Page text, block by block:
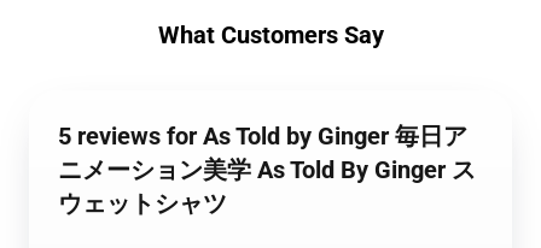
What Customers Say
5 reviews for As Told by Ginger 毎日ア
ニメーション美学 As Told By Ginger ス
ウェットシャツ